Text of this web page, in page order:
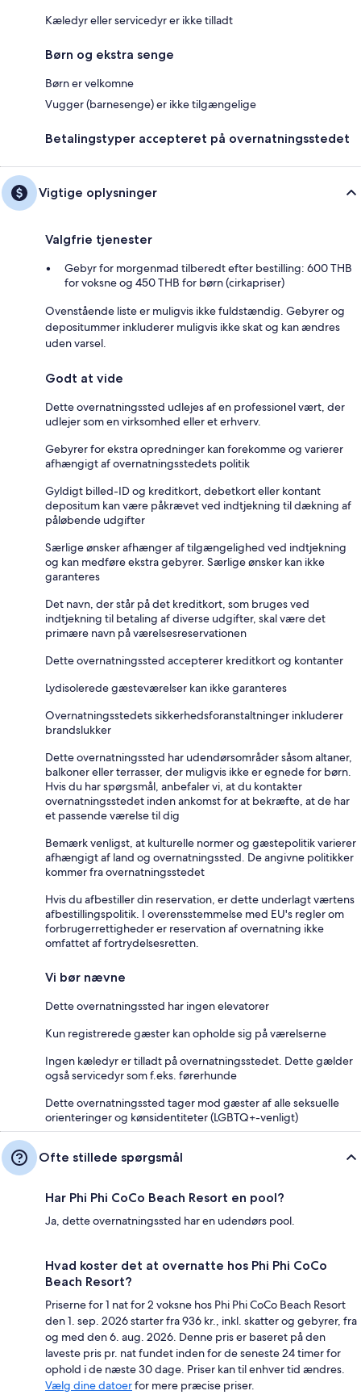
Kæledyr eller servicedyr er ikke tilladt
Børn og ekstra senge
Børn er velkomne
Vugger (barnesenge) er ikke tilgængelige
Betalingstyper accepteret på overnatningsstedet
Vigtige oplysninger
Valgfrie tjenester
Gebyr for morgenmad tilberedt efter bestilling: 600 THB
for voksne og 450 THB for børn (cirkapriser)
Ovenstående liste er muligvis ikke fuldstændig. Gebyrer og
depositummer inkluderer muligvis ikke skat og kan ændres
uden varsel.
Godt at vide
Dette overnatningssted udlejes af en professionel vært, der
udlejer som en virksomhed eller et erhverv.
Gebyrer for ekstra opredninger kan forekomme og varierer
afhængigt af overnatningsstedets politik
Gyldigt billed-ID og kreditkort, debetkort eller kontant
depositum kan være påkrævet ved indtjekning til dækning af
påløbende udgifter
Særlige ønsker afhænger af tilgængelighed ved indtjekning
og kan medføre ekstra gebyrer. Særlige ønsker kan ikke
garanteres
Det navn, der står på det kreditkort, som bruges ved
indtjekning til betaling af diverse udgifter, skal være det
primære navn på værelsesreservationen
Dette overnatningssted accepterer kreditkort og kontanter
Lydisolerede gæsteværelser kan ikke garanteres
Overnatningsstedets sikkerhedsforanstaltninger inkluderer
brandslukker
Dette overnatningssted har udendørsområder såsom altaner,
balkoner eller terrasser, der muligvis ikke er egnede for børn.
Hvis du har spørgsmål, anbefaler vi, at du kontakter
overnatningsstedet inden ankomst for at bekræfte, at de har
et passende værelse til dig
Bemærk venligst, at kulturelle normer og gæstepolitik varierer
afhængigt af land og overnatningssted. De angivne politikker
kommer fra overnatningsstedet
Hvis du afbestiller din reservation, er dette underlagt værtens
afbestillingspolitik. I overensstemmelse med EU's regler om
forbrugerrettigheder er reservation af overnatning ikke
omfattet af fortrydelsesretten.
Vi bør nævne
Dette overnatningssted har ingen elevatorer
Kun registrerede gæster kan opholde sig på værelserne
Ingen kæledyr er tilladt på overnatningsstedet. Dette gælder
også servicedyr som f.eks. førerhunde
Dette overnatningssted tager mod gæster af alle seksuelle
orienteringer og kønsidentiteter (LGBTQ+-venligt)
Ofte stillede spørgsmål
Har Phi Phi CoCo Beach Resort en pool?
Ja, dette overnatningssted har en udendørs pool.
Hvad koster det at overnatte hos Phi Phi CoCo
Beach Resort?
Priserne for 1 nat for 2 voksne hos Phi Phi CoCo Beach Resort
den 1. sep. 2026 starter fra 936 kr., inkl. skatter og gebyrer, fra
og med den 6. aug. 2026. Denne pris er baseret på den
laveste pris pr. nat fundet inden for de seneste 24 timer for
ophold i de næste 30 dage. Priser kan til enhver tid ændres.
Vælg dine datoerfor mere præcise priser.